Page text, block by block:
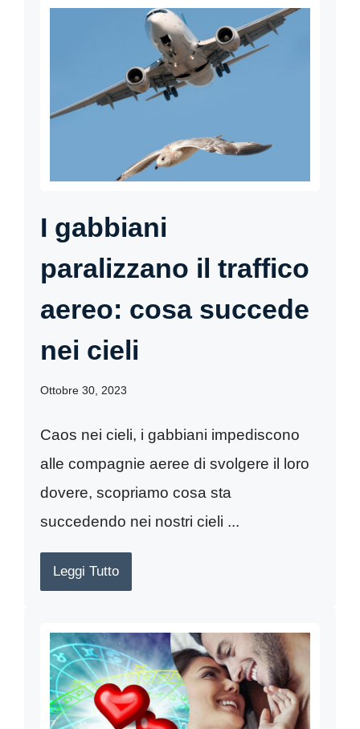
I gabbiani
paralizzano il traffico
aereo: cosa succede
nei cieli
Ottobre 30, 2023
Caos nei cieli, i gabbiani impediscono
alle compagnie aeree di svolgere il loro
dovere, scopriamo cosa sta
succedendo nei nostri cieli ...
Leggi Tutto